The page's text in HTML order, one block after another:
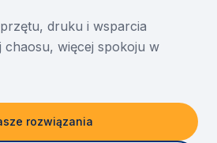
druku i wsparcia
chaosu, więcej spokoju w
rozwiązania